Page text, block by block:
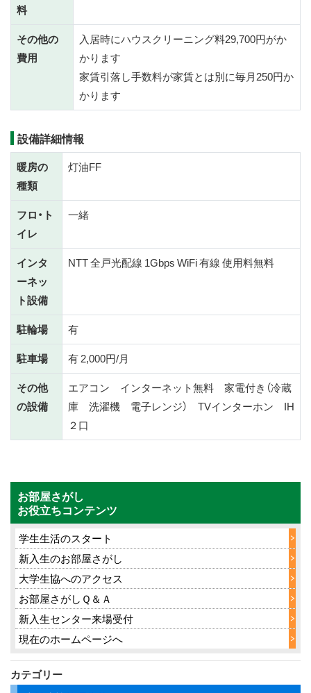
料
その他の
費用
入居時にハウスクリーニング料29,700円がか
かります
家賃引落し手数料が家賃とは別に毎月250円か
かります
設備詳細情報
暖房の
種類
灯油FF
フロ・ト
イレ
一緒
インタ
ーネッ
ト設備
NTT 全戸光配線 1Gbps WiFi 有線 使用料無料
駐輪場
有
駐車場
有 2,000円/月
その他
の設備
エアコン インターネット無料 家電付き（冷蔵
庫 洗濯機 電子レンジ） TVインターホン IH
２口
お部屋さがし
お役立ちコンテンツ
学生生活のスタート
新入生のお部屋さがし
大学生協へのアクセス
お部屋さがしＱ＆Ａ
新入生センター来場受付
現在のホームページへ
カテゴリー